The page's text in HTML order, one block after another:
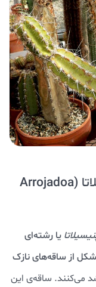
انواع کاکتوس: ۷٫ آروجادوا پنیسیلاتا (Arrojadoa
یا رشته‌ای
از ساقه‌های نازک
می‌کنند. ساقه‌ی این